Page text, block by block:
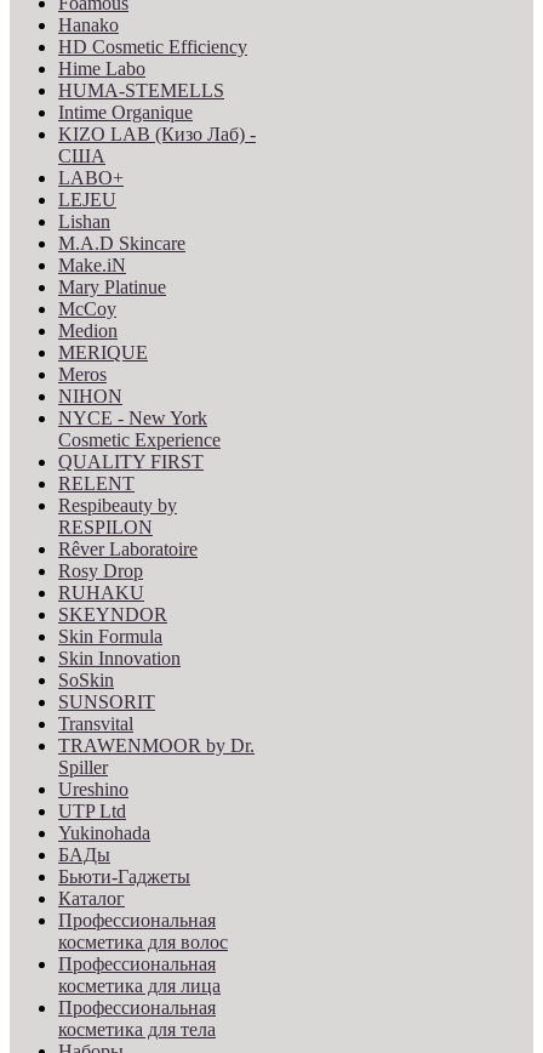
Hanako
HD Cosmetic Efficiency
Hime Labo
HUMA-STEMELLS
Intime Organique
KIZO LAB (Кизо Лаб) -
США
LABO+
LEJEU
Lishan
M.A.D Skincare
Make.iN
Mary Platinue
McCoy
Medion
MERIQUE
Meros
NIHON
NYCE - New York
Cosmetic Experience
QUALITY FIRST
RELENT
Respibeauty by
RESPILON
Rêver Laboratoire
Rosy Drop
RUHAKU
SKEYNDOR
Skin Formula
Skin Innovation
SoSkin
SUNSORIT
Transvital
TRAWENMOOR by Dr.
Spiller
Ureshino
UTP Ltd
Yukinohada
БАДы
Бьюти-Гаджеты
Каталог
Профессиональная
косметика для волос
Профессиональная
косметика для лица
Профессиональная
косметика для тела